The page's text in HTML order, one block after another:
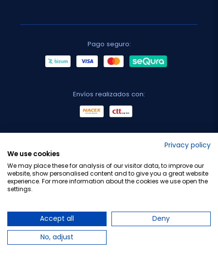
Pago seguro:
Envíos realizados con:
Privacy policy
We use cookies
We may place these for analysis of our visitor data, to improve our
website, show personalised content and to give you a great website
experience. For more information about the cookies we use open the
settings.
Accept all
Deny
No, adjust